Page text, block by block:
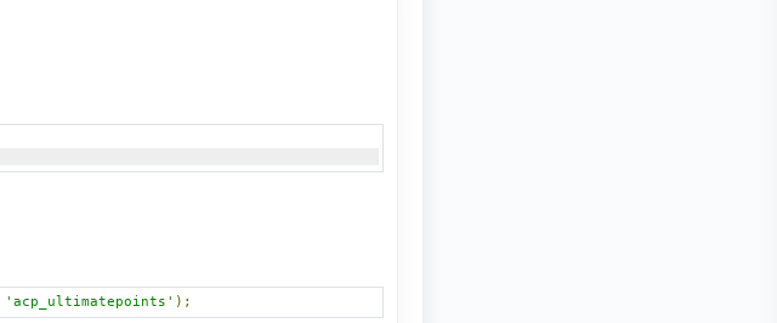
'acp_ultimatepoints' );